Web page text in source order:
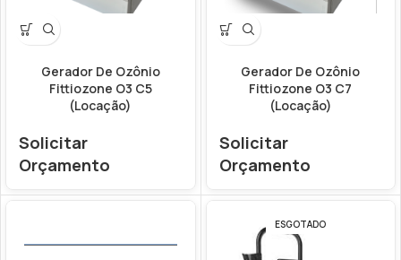
Gerador De Ozônio
Fittiozone O3 C5
(Locação)
Solicitar
Orçamento
Gerador De Ozônio
Fittiozone O3 C7
(Locação)
Solicitar
Orçamento
ESGOTADO